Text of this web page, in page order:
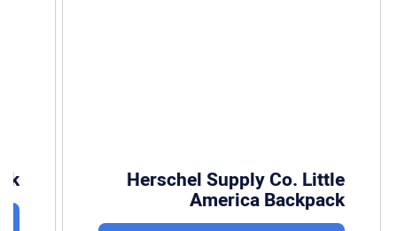
Herschel Supply Co. Little
America Backpack